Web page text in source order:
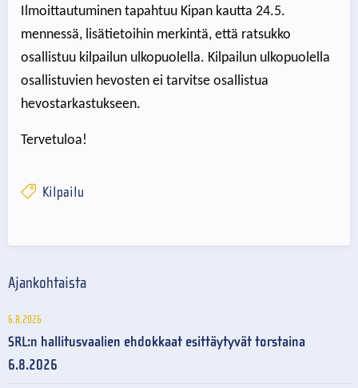
Ilmoittautuminen tapahtuu Kipan kautta 24.5.
mennessä, lisätietoihin merkintä, että ratsukko
osallistuu kilpailun ulkopuolella. Kilpailun ulkopuolella
osallistuvien hevosten ei tarvitse osallistua
hevostarkastukseen.
Tervetuloa!
Kilpailu
Ajankohtaista
6.8.2026
SRL:n hallitusvaalien ehdokkaat esittäytyvät torstaina
6.8.2026